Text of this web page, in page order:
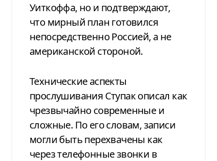
Уиткоффа, но и подтверждают,
что мирный план готовился
непосредственно Россией, а не
американской стороной.
Технические аспекты
прослушивания Ступак описал как
чрезвычайно современные и
сложные. По его словам, записи
могли быть перехвачены как
через телефонные звонки в